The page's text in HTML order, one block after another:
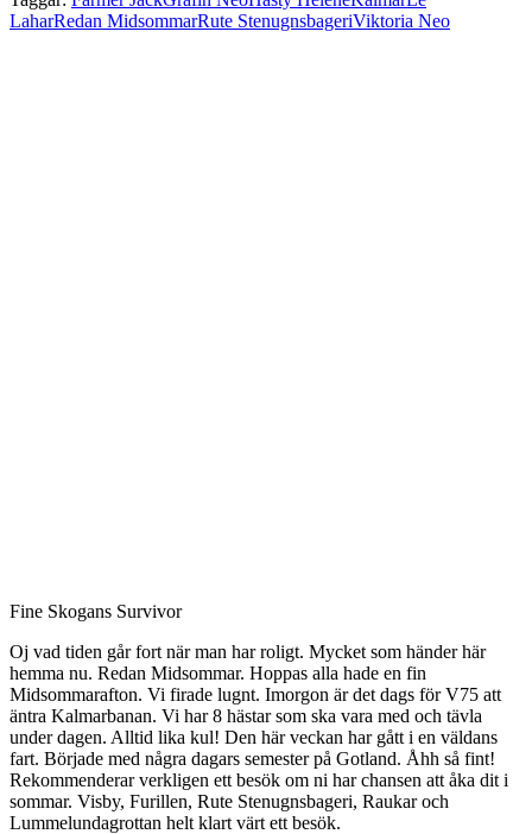
LaharRedan MidsommarRute StenugnsbageriViktoria Neo
Fine Skogans Survivor
Oj vad tiden går fort när man har roligt. Mycket som händer här
hemma nu. Redan Midsommar. Hoppas alla hade en fin
Midsommarafton. Vi firade lugnt. Imorgon är det dags för V75 att
äntra Kalmarbanan. Vi har 8 hästar som ska vara med och tävla
under dagen. Alltid lika kul! Den här veckan har gått i en väldans
fart. Började med några dagars semester på Gotland. Åhh så fint!
Rekommenderar verkligen ett besök om ni har chansen att åka dit i
sommar. Visby, Furillen, Rute Stenugnsbageri, Raukar och
Lummelundagrottan helt klart värt ett besök.